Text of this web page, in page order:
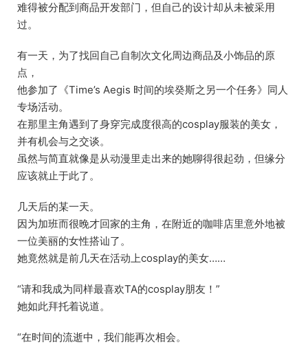
难得被分配到商品开发部门，但自己的设计却从未被采用
过。
有一天，为了找回自己自制次文化周边商品及小饰品的原
点，
他参加了《Time’s Aegis 时间的埃癸斯之另一个任务》同人
专场活动。
在那里主角遇到了身穿完成度很高的cosplay服装的美女，
并有机会与之交谈。
虽然与简直就像是从动漫里走出来的她聊得很起劲，但缘分
应该就止于此了。
几天后的某一天。
因为加班而很晚才回家的主角，在附近的咖啡店里意外地被
一位美丽的女性搭讪了。
她竟然就是前几天在活动上cosplay的美女……
“请和我成为同样最喜欢TA的cosplay朋友！”
她如此拜托着说道。
“在时间的流逝中，我们能再次相会。